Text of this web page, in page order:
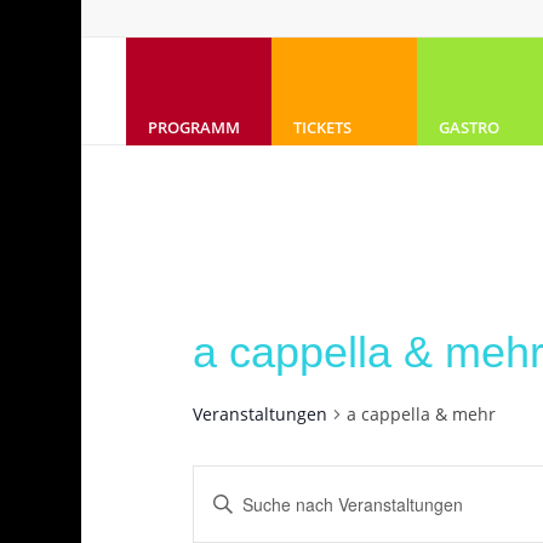
PROGRAMM TICKETS GASTRO
a cappella & mehr
Veranstaltungen a cappella & mehr
Veranstaltungen
Bitte